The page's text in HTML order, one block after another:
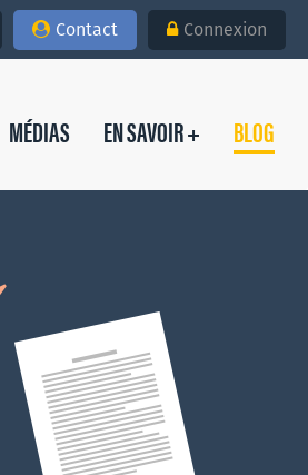
Contact Connexion
MÉDIAS EN SAVOIR + BLOG